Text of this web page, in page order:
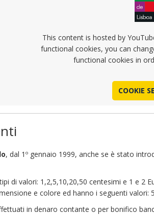
This content is hosted by
functional cookies, you can
functional cookies in
COOKIE
, dal 1º gennaio 1999, anche se è stato
di valori: 1,2,5,10,20,50 centesimi e 1 e 2
e colore ed hanno i seguenti valori:
in denaro contante o per bonifico